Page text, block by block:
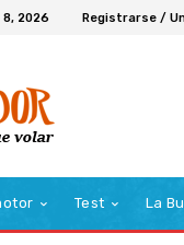
2026 Registrarse /
Test La